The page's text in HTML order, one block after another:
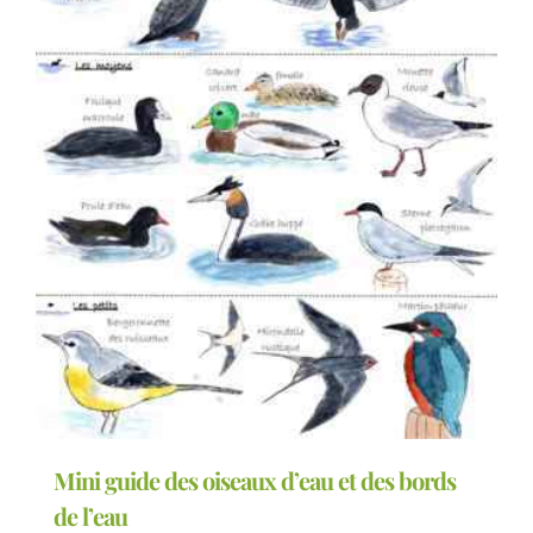
Mini guide des oiseaux d’eau et des bords
de l’eau